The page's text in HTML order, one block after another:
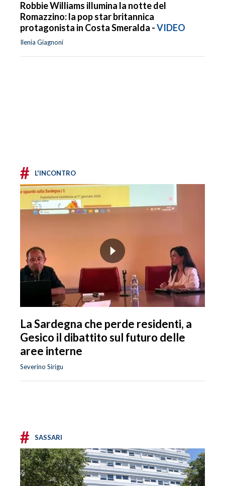
Robbie Williams illumina la notte del
Romazzino: la pop star britannica
protagonista in Costa Smeralda -VIDEO
Ilenia Giagnoni
# L'INCONTRO
La Sardegna che perde residenti, a
Gesico il dibattito sul futuro delle
aree interne
Severino Sirigu
# SASSARI